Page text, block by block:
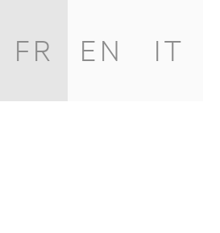
FR EN IT